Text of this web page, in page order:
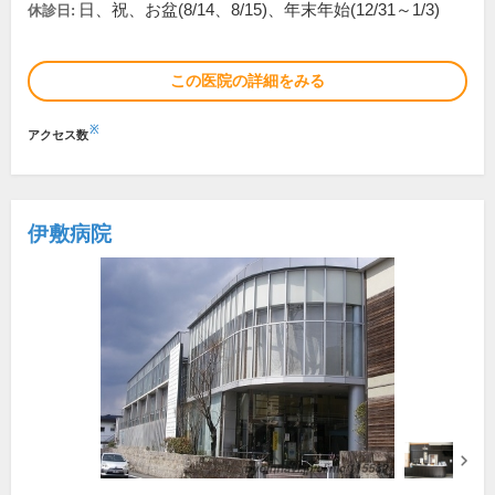
休診日: 日、祝、お盆(8/14、8/15)、年末年始(12/31～1/3)
この医院の詳細をみる
アクセス数※
伊敷病院